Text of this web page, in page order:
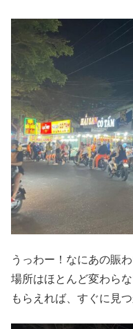
うっわー！なにあの賑わ
場所はほとんど変わら
もらえれば、すぐに見